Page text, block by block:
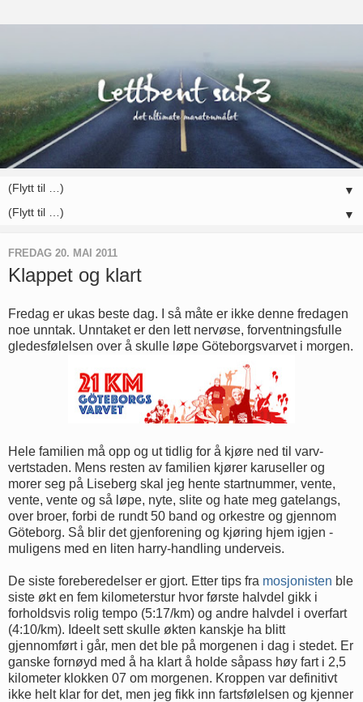
▼
▼
FREDAG 20. MAI 2011
Klappet og klart
Fredag er ukas beste dag. I så måte er ikke denne fredagen
noe unntak. Unntaket er den lett nervøse, forventningsfulle
gledesfølelsen over å skulle løpe Göteborgsvarvet i morgen.
Hele familien må opp og ut tidlig for å kjøre ned til varv-
vertstaden. Mens resten av familien kjører karuseller og
morer seg på Liseberg skal jeg hente startnummer, vente,
vente, vente og så løpe, nyte, slite og hate meg gatelangs,
over broer, forbi de rundt 50 band og orkestre og gjennom
Göteborg. Så blir det gjenforening og kjøring hjem igjen -
muligens med en liten harry-handling underveis.
De siste foreberedelser er gjort. Etter tips fra mosjonisten ble
siste økt en fem kilometerstur hvor første halvdel gikk i
forholdsvis rolig tempo (5:17/km) og andre halvdel i overfart
(4:10/km). Ideelt sett skulle økten kanskje ha blitt
gjennomført i går, men det ble på morgenen i dag i stedet. Er
ganske fornøyd med å ha klart å holde såpass høy fart i 2,5
kilometer klokken 07 om morgenen. Kroppen var definitivt
ikke helt klar for det, men jeg fikk inn fartsfølelsen og kjenner